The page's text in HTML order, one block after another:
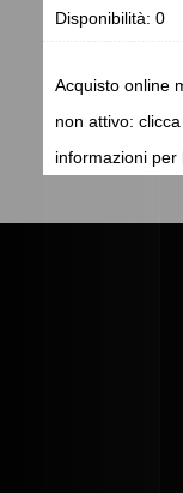
Acquisto online
non attivo:
informazioni per
Disponibilità: 0